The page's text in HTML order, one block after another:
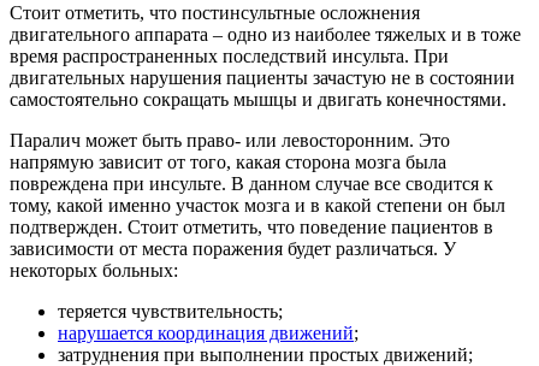
Стоит отметить, что постинсультные осложнения
двигательного аппарата – одно из наиболее тяжелых и в тоже
время распространенных последствий инсульта. При
двигательных нарушения пациенты зачастую не в состоянии
самостоятельно сокращать мышцы и двигать конечностями.
Паралич может быть право- или левосторонним. Это
напрямую зависит от того, какая сторона мозга была
повреждена при инсульте. В данном случае все сводится к
тому, какой именно участок мозга и в какой степени он был
подтвержден. Стоит отметить, что поведение пациентов в
зависимости от места поражения будет различаться. У
некоторых больных:
теряется чувствительность;
нарушается координация движений;
затруднения при выполнении простых движений;